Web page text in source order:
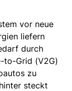
vor neue
liefern
durch
to-Grid (V2G)
zu
steckt